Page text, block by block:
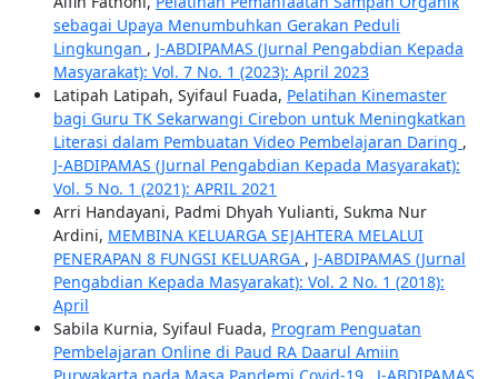
sebagai Upaya Menumbuhkan Gerakan Peduli
Lingkungan , J-ABDIPAMAS (Jurnal Pengabdian Kepada
Masyarakat): Vol. 7 No. 1 (2023): April 2023
Latipah Latipah, Syifaul Fuada, Pelatihan Kinemaster
bagi Guru TK Sekarwangi Cirebon untuk Meningkatkan
Literasi dalam Pembuatan Video Pembelajaran Daring ,
J-ABDIPAMAS (Jurnal Pengabdian Kepada Masyarakat):
Vol. 5 No. 1 (2021): APRIL 2021
Arri Handayani, Padmi Dhyah Yulianti, Sukma Nur
Ardini, MEMBINA KELUARGA SEJAHTERA MELALUI
PENERAPAN 8 FUNGSI KELUARGA , J-ABDIPAMAS (Jurnal
Pengabdian Kepada Masyarakat): Vol. 2 No. 1 (2018):
April
Sabila Kurnia, Syifaul Fuada, Program Penguatan
Pembelajaran Online di Paud RA Daarul Amiin